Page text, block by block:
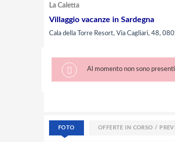
La Caletta
Villaggio vacanze in Sardegna
Cala della Torre Resort, Via Cagliari, 48,
Al momento non sono
FOTO OFFERTE IN CORSO /